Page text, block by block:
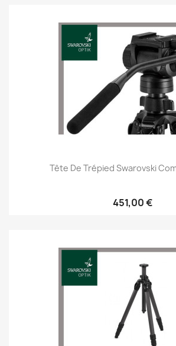
Tête De Trépied Swarovski
451,00 €